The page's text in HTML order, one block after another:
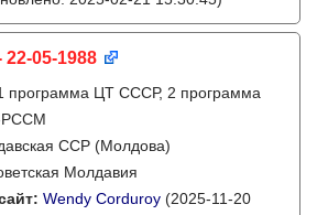
22-05-1988
программа ЦТ СССР, 2 программа
РССМ
ССР (Молдова)
Молдавия
Wendy Corduroy (2025-11-20